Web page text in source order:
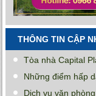
THÔNG TIN CẬP
Tòa nhà Capital
Những điểm hấp
Dịch vụ văn